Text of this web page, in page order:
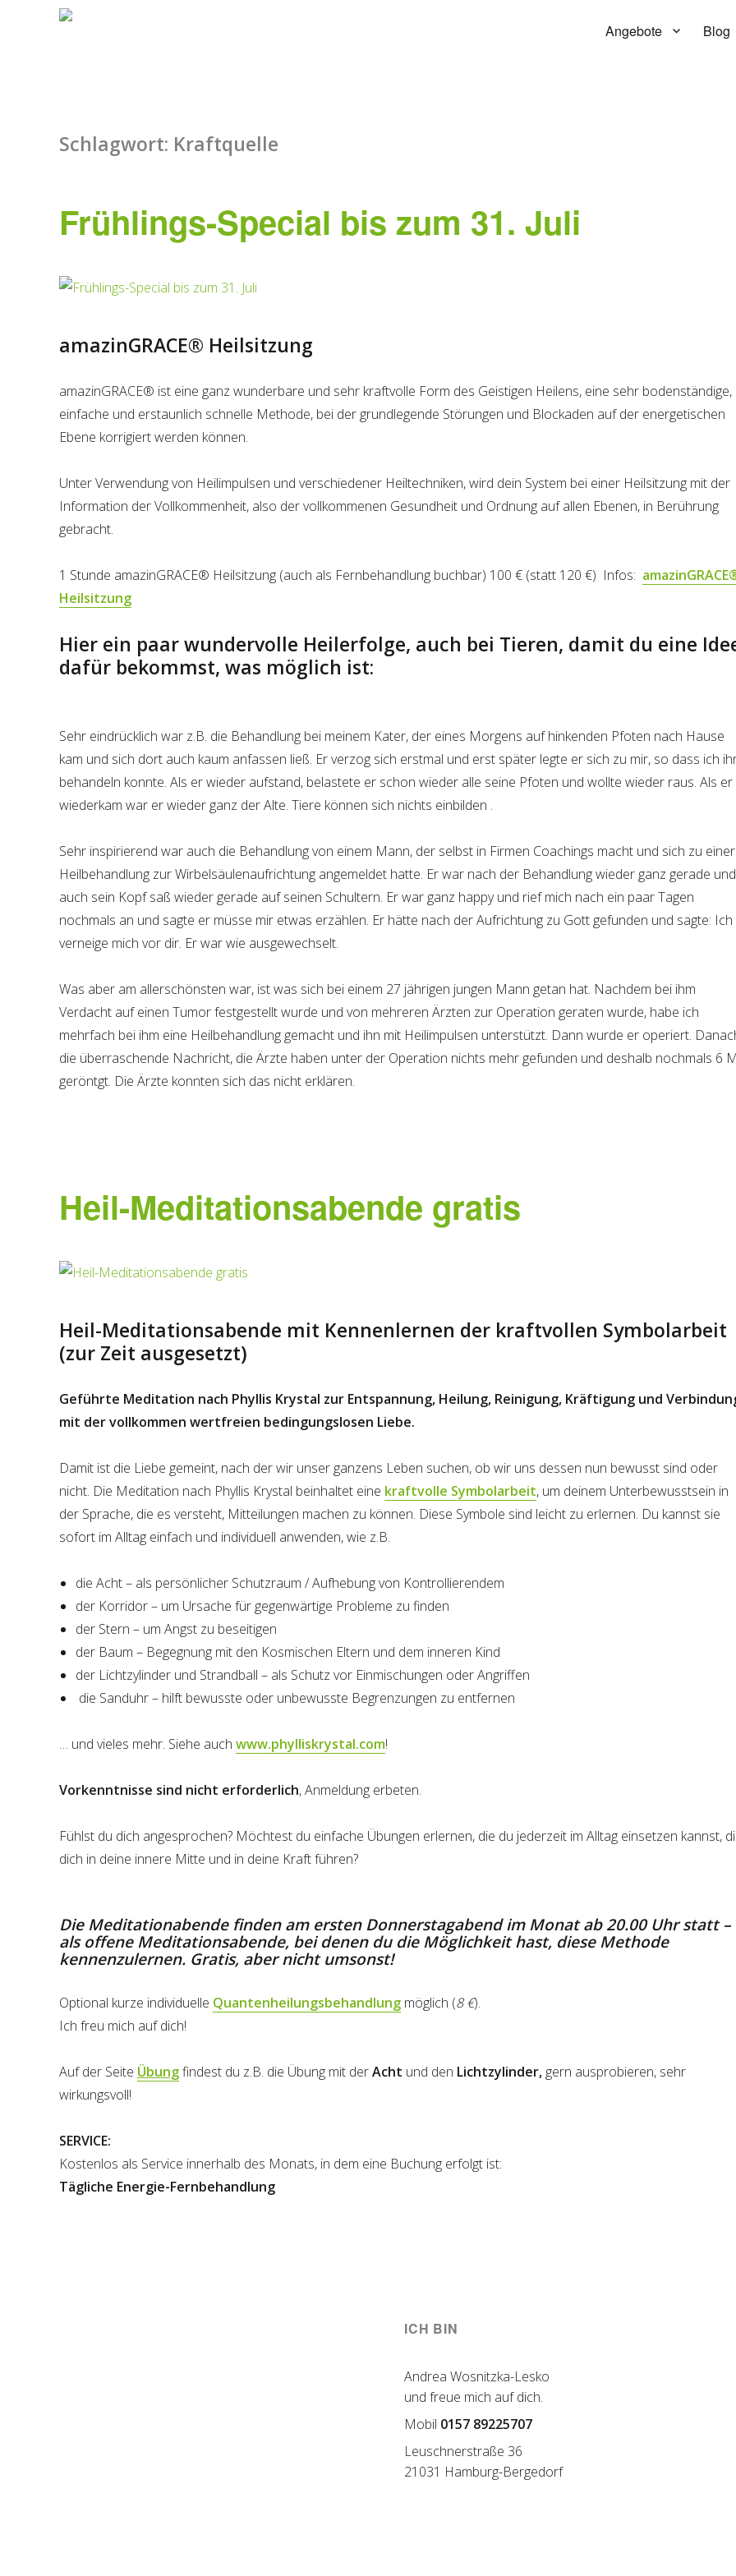
Angebote Blog
Schlagwort: Kraftquelle
Frühlings-Special bis zum 31. Juli
amazinGRACE® Heilsitzung
amazinGRACE® ist eine ganz wunderbare und sehr kraftvolle Form des Geistigen Heilens, eine sehr bodenständige,
einfache und erstaunlich schnelle Methode, bei der grundlegende Störungen und Blockaden auf der energetischen
Ebene korrigiert werden können.
Unter Verwendung von Heilimpulsen und verschiedener Heiltechniken, wird dein System bei einer Heilsitzung mit der
Information der Vollkommenheit, also der vollkommenen Gesundheit und Ordnung auf allen Ebenen, in Berührung
gebracht.
1 Stunde amazinGRACE® Heilsitzung (auch als Fernbehandlung buchbar) 100 € (statt 120 €) Infos:
Heilsitzung
Hier ein paar wundervolle Heilerfolge, auch bei Tieren, damit du eine
dafür bekommst, was möglich ist:
Sehr eindrücklich war z.B. die Behandlung bei meinem Kater, der eines Morgens auf hinkenden Pfoten nach Hause
kam und sich dort auch kaum anfassen ließ. Er verzog sich erstmal und erst später legte er sich zu mir, so dass ich
behandeln konnte. Als er wieder aufstand, belastete er schon wieder alle seine Pfoten und wollte wieder raus. Als er
wiederkam war er wieder ganz der Alte. Tiere können sich nichts einbilden .
Sehr inspirierend war auch die Behandlung von einem Mann, der selbst in Firmen Coachings macht und sich zu einer
Heilbehandlung zur Wirbelsäulenaufrichtung angemeldet hatte. Er war nach der Behandlung wieder ganz gerade und
auch sein Kopf saß wieder gerade auf seinen Schultern. Er war ganz happy und rief mich nach ein paar Tagen
nochmals an und sagte er müsse mir etwas erzählen. Er hätte nach der Aufrichtung zu Gott gefunden und sagte: Ich
verneige mich vor dir. Er war wie ausgewechselt.
Was aber am allerschönsten war, ist was sich bei einem 27 jährigen jungen Mann getan hat. Nachdem bei ihm
Verdacht auf einen Tumor festgestellt wurde und von mehreren Ärzten zur Operation geraten wurde, habe ich
mehrfach bei ihm eine Heilbehandlung gemacht und ihn mit Heilimpulsen unterstützt. Dann wurde er operiert.
die überraschende Nachricht, die Ärzte haben unter der Operation nichts mehr gefunden und deshalb nochmals 6
geröntgt. Die Ärzte konnten sich das nicht erklären.
Heil-Meditationsabende gratis
Heil-Meditationsabende mit Kennenlernen der kraftvollen Symbolarbeit
(zur Zeit ausgesetzt)
Geführte Meditation nach Phyllis Krystal zur Entspannung, Heilung, Reinigung, Kräftigung und
mit dervollkommen wertfreien bedingungslosen Liebe.
Damit ist die Liebe gemeint, nach der wir unser ganzens Leben suchen, ob wir uns dessen nun bewusst sind oder
nicht. Die Meditation nach Phyllis Krystal beinhaltet eine kraftvolle Symbolarbeit, um deinem Unterbewusstsein in
der Sprache, die es versteht, Mitteilungen machen zu können. Diese Symbole sind leicht zu erlernen. Du kannst sie
sofort im Alltag einfach und individuell anwenden, wie z.B.
die Acht – als persönlicher Schutzraum / Aufhebung von Kontrollierendem
der Korridor – um Ursache für gegenwärtige Probleme zu finden
der Stern – um Angst zu beseitigen
der Baum – Begegnung mit den Kosmischen Eltern und dem inneren Kind
der Lichtzylinder und Strandball – als Schutz vor Einmischungen oder Angriffen
die Sanduhr – hilft bewusste oder unbewusste Begrenzungen zu entfernen
… und vieles mehr. Siehe auch www.phylliskrystal.com!
Vorkenntnisse sind nicht erforderlich, Anmeldung erbeten.
Fühlst du dich angesprochen? Möchtest du einfache Übungen erlernen, die du jederzeit im Alltag einsetzen kannst,
dich in deine innere Mitte und in deine Kraft führen?
Die Meditationabende findenam ersten Donnerstagabend im Monat ab 20.00 Uhrstatt –
alsoffene Meditationsabende, bei denen du die Möglichkeit hast, diese Methode
kennenzulernen. Gratis, aber nicht umsonst!
Optional kurze individuelle Quantenheilungsbehandlung möglich (8 €).
Ich freu mich auf dich!
Auf der Seite Übungfindest du z.B. die Übung mit derAcht und den Lichtzylinder, gern ausprobieren, sehr
wirkungsvoll!
SERVICE:
Kostenlos als Service innerhalb des Monats, in dem eine Buchung erfolgt ist:
Tägliche Energie-Fernbehandlung
ICH BIN
Andrea Wosnitzka-Lesko
und freue mich auf dich.
Mobil 0157 89225707
Leuschnerstraße 36
21031 Hamburg-Bergedorf